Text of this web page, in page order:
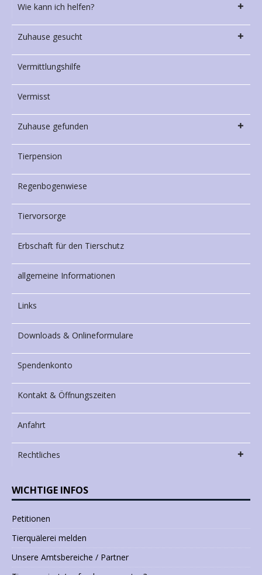
Wie kann ich helfen?
Zuhause gesucht
Vermittlungshilfe
Vermisst
Zuhause gefunden
Tierpension
Regenbogenwiese
Tiervorsorge
Erbschaft für den Tierschutz
allgemeine Informationen
Links
Downloads & Onlineformulare
Spendenkonto
Kontakt & Öffnungszeiten
Anfahrt
Rechtliches
WICHTIGE INFOS
Petitionen
Tierquälerei melden
Unsere Amtsbereiche / Partner